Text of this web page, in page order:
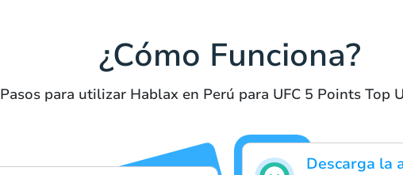
¿Cómo Funciona?
Pasos para utilizar Hablax en Perú para UFC 5 Points Top
Descarga la